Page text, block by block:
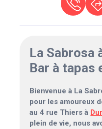
La Sabrosa
Bar à tapas
Bienvenue à La
pour les amoureux
au 4 rue Thiers à
plein de vie, nous